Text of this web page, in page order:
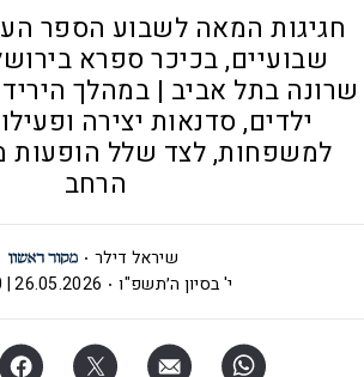
חגיגות המאה לשבוע הספר
שבועיים, בכיכר ספרא
שרונה בתל אביב | במהלך היריד
ילדים, סדנאות יצירה
למשפחות, לצד שלל הופעות
הרחב
שיראל דילר
י' בסיון ה׳תשפ"ו
26.05.2026 | 07:00